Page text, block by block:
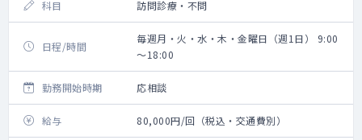
科目 訪問診療・不問
日程/時間
毎週月・火・水・木・金曜日（週1日） 9:00
～18:00
勤務開始時期 応相談
給与 80,000円/回（税込・交通費別）